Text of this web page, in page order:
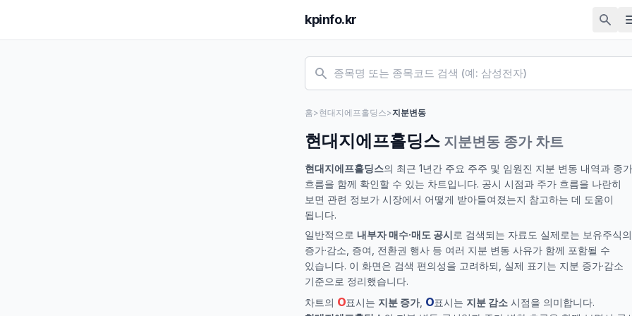
kpinfo.kr
홈>현대지에프홀딩스>지분변동
현대지에프홀딩스 지분변동 종가 차트
현대지에프홀딩스의 최근 1년간 주요 주주 및 임원진 지분 변동 내역과 종가
흐름을 함께 확인할 수 있는 차트입니다. 공시 시점과 주가 흐름을 나란히
보면 관련 정보가 시장에서 어떻게 받아들여졌는지 참고하는 데 도움이
됩니다.
일반적으로 내부자 매수·매도 공시로 검색되는 자료도 실제로는 보유주식의
증가·감소, 증여, 전환권 행사 등 여러 지분 변동 사유가 함께 포함될 수
있습니다. 이 화면은 검색 편의성을 고려하되, 실제 표기는 지분 증가·감소
기준으로 정리했습니다.
차트의 O표시는 지분 증가, O표시는 지분 감소 시점을 의미합니다.